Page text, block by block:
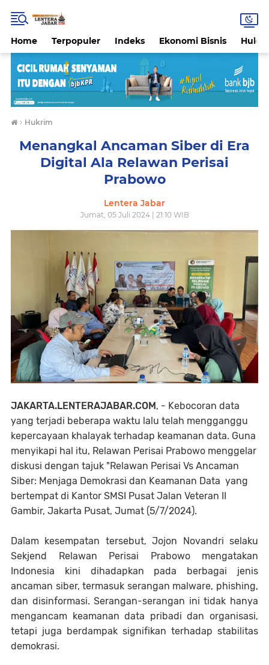
Home Terpopuler Indeks Ekonomi Bisnis
› Hukrim
Menangkal Ancaman Siber di Era
Digital Ala Relawan Perisai
Prabowo
Lentera Jabar
Jumat, 05 Juli 2024 | 21:10 WIB
JAKARTA.LENTERAJABAR.COM, - Kebocoran data
yang terjadi beberapa waktu lalu telah mengganggu
kepercayaan khalayak terhadap keamanan data. Guna
menyikapi hal itu, Relawan Perisai Prabowo menggelar
diskusi dengan tajuk "Relawan Perisai Vs Ancaman
Siber: Menjaga Demokrasi dan Keamanan Data yang
bertempat di Kantor SMSI Pusat Jalan Veteran II
Gambir, Jakarta Pusat, Jumat (5/7/2024).
Dalam kesempatan tersebut, Jojon Novandri selaku
Sekjend Relawan Perisai Prabowo mengatakan
Indonesia kini dihadapkan pada berbagai jenis
ancaman siber, termasuk serangan malware, phishing,
dan disinformasi. Serangan-serangan ini tidak hanya
mengancam keamanan data pribadi dan organisasi,
tetapi juga berdampak signifikan terhadap stabilitas
demokrasi.